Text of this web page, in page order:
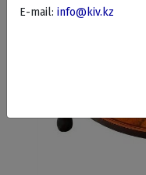
E-mail: info@kiv.kz